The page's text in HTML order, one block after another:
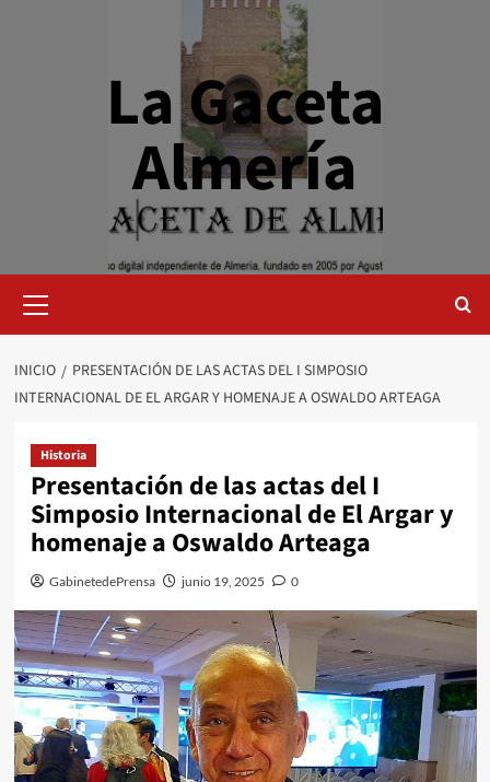
La Gaceta
Almería
primario
INICIO
PRESENTACIÓN DE LAS ACTAS DEL I SIMPOSIO
INTERNACIONAL DE EL ARGAR Y HOMENAJE A OSWALDO ARTEAGA
Historia
Presentación de las actas del I
Simposio Internacional de El Argar y
homenaje a Oswaldo Arteaga
GabinetedePrensa junio 19, 2025 0